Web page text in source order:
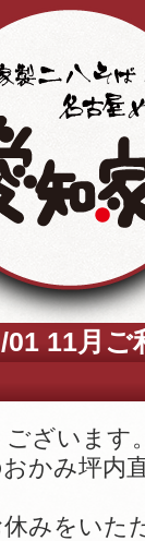
01 11月ご
ざいます。
かみ坪内
みをいた